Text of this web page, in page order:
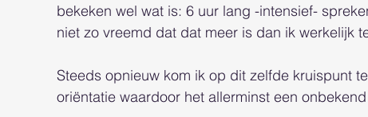
bekeken wel wat is: 6 uur lang -intensief-
niet zo vreemd dat dat meer is dan ik werkelijk
Steeds opnieuw kom ik op dit zelfde kruispunt
oriëntatie waardoor het allerminst een